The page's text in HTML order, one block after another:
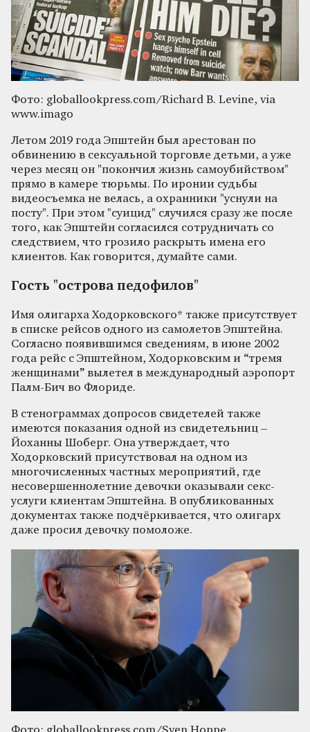
Фото: globallookpress.com/Richard B. Levine, via
www.imago
Летом 2019 года Эпштейн был арестован по
обвинению в сексуальной торговле детьми, а уже
через месяц он "покончил жизнь самоубийством"
прямо в камере тюрьмы. По иронии судьбы
видеосъемка не велась, а охранники "уснули на
посту". При этом "суицид" случился сразу же после
того, как Эпштейн согласился сотрудничать со
следствием, что грозило раскрыть имена его
клиентов. Как говорится, думайте сами.
Гость "острова педофилов"
Имя олигарха Ходорковского* также присутствует
в списке рейсов одного из самолетов Эпштейна.
Согласно появившимся сведениям, в июне 2002
года рейс с Эпштейном, Ходорковским и “тремя
женщинами” вылетел в международный аэропорт
Палм-Бич во Флориде.
В стенограммах допросов свидетелей также
имеются показания одной из свидетельниц –
Йоханны Шоберг. Она утверждает, что
Ходорковский присутствовал на одном из
многочисленных частных мероприятий, где
несовершеннолетние девочки оказывали секс-
услуги клиентам Эпштейна. В опубликованных
документах также подчёркивается, что олигарх
даже просил девочку помоложе.